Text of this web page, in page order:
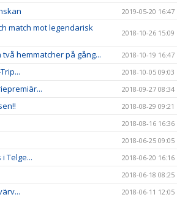
2019-05-20 16:47
match mot legendarisk
2018-10-26 15:09
hemmatcher på gång... 2018-10-19 16:47
2018-10-05 09:03
2018-09-27 08:34
2018-08-29 09:21
2018-08-16 16:36
2018-06-25 09:05
Telge... 2018-06-20 16:16
2018-06-18 08:25
2018-06-11 12:05